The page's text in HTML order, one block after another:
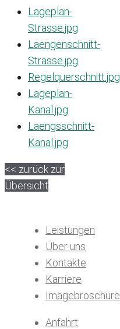
Lageplan-
Strasse.jpg
Laengenschnitt-
Strasse.jpg
Regelquerschnitt.jpg
Lageplan-
Kanal.jpg
Laengsschnitt-
Kanal.jpg
<< zurück zur
Übersicht
Leistungen
Über uns
Kontakte
Karriere
Imagebroschüre
Anfahrt